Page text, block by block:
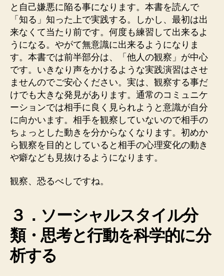
と自己嫌悪に陥る事になります。本書を読んで
「知る」知った上で実践する。しかし、最初は出
来なくて当たり前です。何度も練習して出来るよ
うになる。やがて無意識に出来るようになりま
す。本書では前半部分は、「他人の観察」が中心
です。いきなり声をかけるような実践演習はさせ
ませんのでご安心ください。実は、観察する事だ
けでも大きな発見があります。通常のコミュニケ
ーションでは相手に良く見られようと意識が自分
に向かいます。相手を観察していないので相手の
ちょっとした動きを分からなくなります。初めか
ら観察を目的としていると相手の心理変化の動き
や癖なども見抜けるようになります。
観察、恐るべしですね。
３．ソーシャルスタイル分
類・思考と行動を科学的に分
析する